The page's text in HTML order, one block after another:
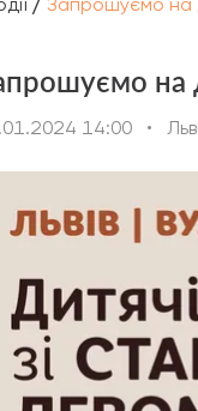
на
14:00 •